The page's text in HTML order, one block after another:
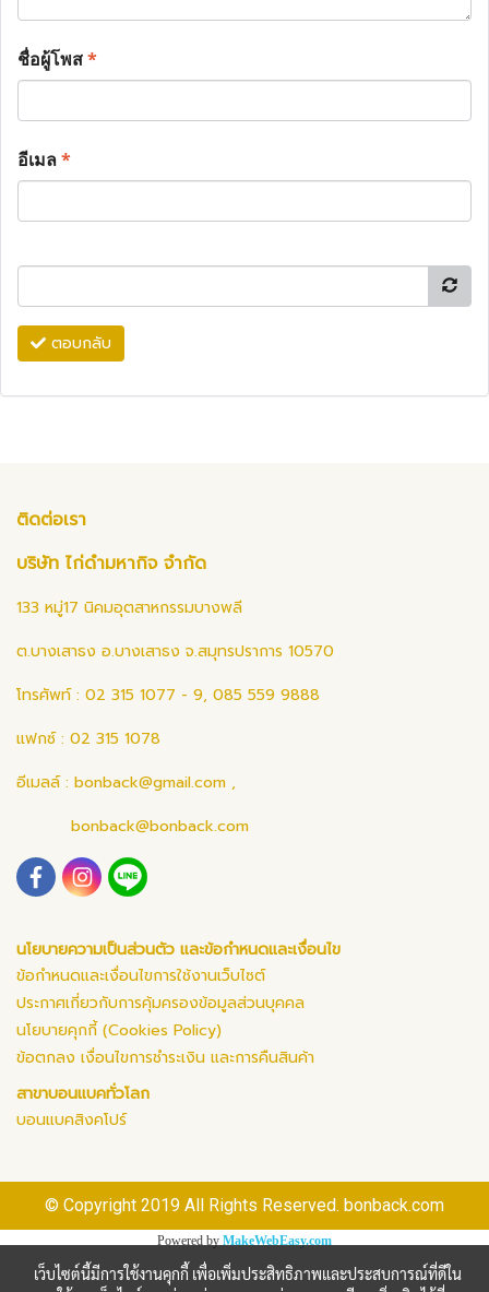
ชื่อผู้โพส*
อีเมล*
ตอบกลับ
ติดต่อเรา
บริษัท ไก่ดำมหากิจ จำกัด
133 หมู่17 นิคมอุตสาหกรรมบางพลี
ต.บางเสาธง อ.บางเสาธง จ.สมุทรปราการ 10570
โทรศัพท์ : 02 315 1077 - 9, 085 559 9888
แฟกซ์ : 02 315 1078
อีเมลล์ : bonback@gmail.com ,
bonback@bonback.com
นโยบายความเป็นส่วนตัว และข้อกำหนดและเงื่อนไข
ข้อกำหนดและเงื่อนไขการใช้งานเว็บไซต์
ประกาศเกี่ยวกับการคุ้มครองข้อมูลส่วนบุคคล
นโยบายคุกกี้ (Cookies Policy)
ข้อตกลง เงื่อนไขการชำระเงิน และการคืนสินค้า
สาขาบอนแบคทั่วโลก
บอนแบคสิงคโปร์
© Copyright 2019 All Rights Reserved. bonback.com
Powered by MakeWebEasy.com
เว็บไซต์นี้มีการใช้งานคุกกี้ เพื่อเพิ่มประสิทธิภาพและประสบการณ์ที่ดีใน